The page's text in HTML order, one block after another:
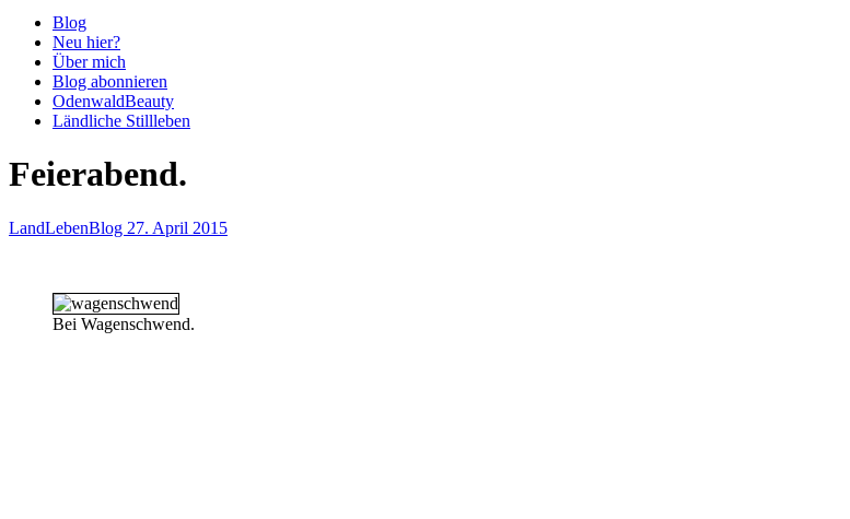
Blog
Neu hier?
Über mich
Blog abonnieren
OdenwaldBeauty
Ländliche Stillleben
Feierabend.
LandLebenBlog 27. April 2015
Bei Wagenschwend.